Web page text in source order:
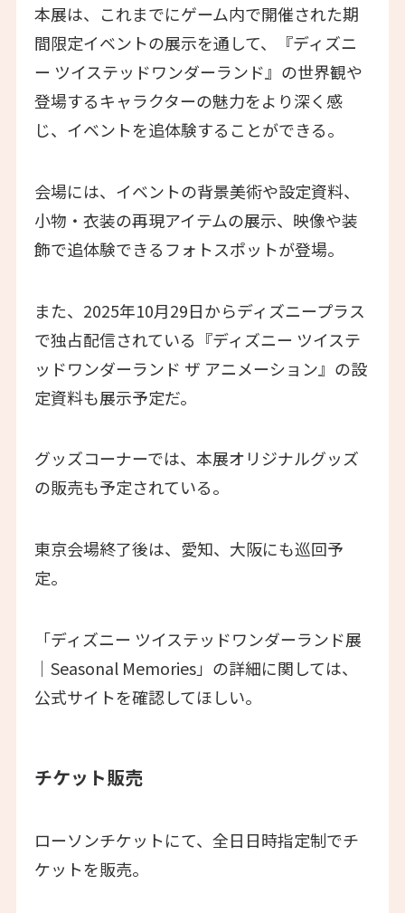
本展は、これまでにゲーム内で開催された期
間限定イベントの展示を通して、『ディズニ
ー ツイステッドワンダーランド』の世界観や
登場するキャラクターの魅力をより深く感
じ、イベントを追体験することができる。
会場には、イベントの背景美術や設定資料、
小物・衣装の再現アイテムの展示、映像や装
飾で追体験できるフォトスポットが登場。
また、2025年10月29日からディズニープラス
で独占配信されている『ディズニー ツイステ
ッドワンダーランド ザ アニメーション』の設
定資料も展示予定だ。
グッズコーナーでは、本展オリジナルグッズ
の販売も予定されている。
東京会場終了後は、愛知、大阪にも巡回予
定。
「ディズニー ツイステッドワンダーランド展
│Seasonal Memories」の詳細に関しては、
公式サイトを確認してほしい。
チケット販売
ローソンチケットにて、全日日時指定制でチ
ケットを販売。